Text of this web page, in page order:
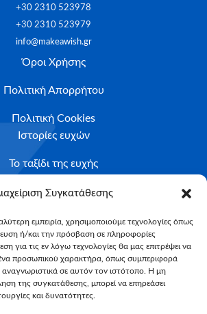
Συγκατάθεσης
εμπειρία, χρησιμοποιούμε τεχνολογίες όπως
ή/και την πρόσβαση σε πληροφορίες
για τις εν λόγω τεχνολογίες θα μας επιτρέψει να
προσωπικού χαρακτήρα, όπως συμπεριφορά
σε αυτόν τον ιστότοπο. Η μη
της συγκατάθεσης, μπορεί να επηρεάσει
και δυνατότητες.
+30 2310 523978
+30 2310 523979
info@makeawish.gr
Όροι Χρήσης
Πολιτική Απορρήτου
Πολιτική Cookies
Ιστορίες ευχών
Το ταξίδι της ευχής
Καταλληλότητας
Υποβολή Αιτήματος
NEWSLETTER